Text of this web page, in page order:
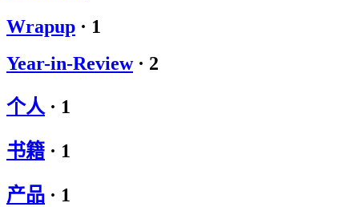
Wrapup · 1
Year-in-Review · 2
个人 · 1
书籍 · 1
产品 · 1